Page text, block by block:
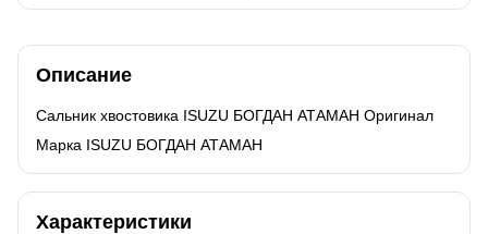
Описание
Сальник хвостовика ISUZU БОГДАН АТАМАН Оригинал
Марка ISUZU БОГДАН АТАМАН
Характеристики